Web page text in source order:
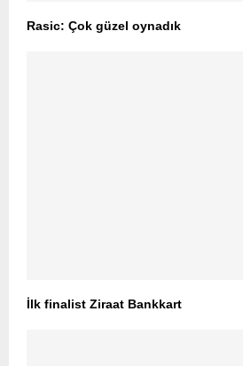
Rasic: Çok güzel oynadık
İlk finalist Ziraat Bankkart